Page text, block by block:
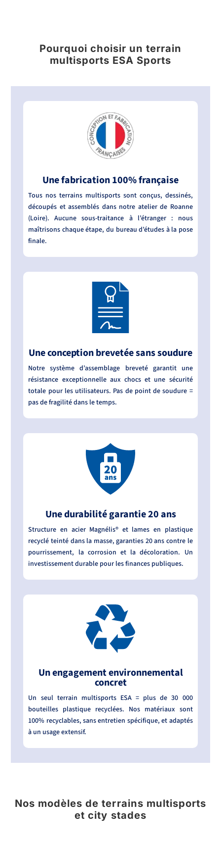
Pourquoi choisir un terrain
multisports ESA Sports
Une fabrication 100% française
Tous nos terrains multisports sont conçus, dessinés,
découpés et assemblés dans notre atelier de Roanne
(Loire). Aucune sous-traitance à l’étranger : nous
maîtrisons chaque étape, du bureau d’études à la pose
finale.
Une conception brevetée sans soudure
Notre système d’assemblage breveté garantit une
résistance exceptionnelle aux chocs et une sécurité
totale pour les utilisateurs. Pas de point de soudure =
pas de fragilité dans le temps.
Une durabilité garantie 20 ans
Structure en acier Magnélis® et lames en plastique
recyclé teinté dans la masse, garanties 20 ans contre le
pourrissement, la corrosion et la décoloration. Un
investissement durable pour les finances publiques.
Un engagement environnemental
concret
Un seul terrain multisports ESA = plus de 30 000
bouteilles plastique recyclées. Nos matériaux sont
100% recyclables, sans entretien spécifique, et adaptés
à un usage extensif.
Nos modèles de terrains multisports
et city stades